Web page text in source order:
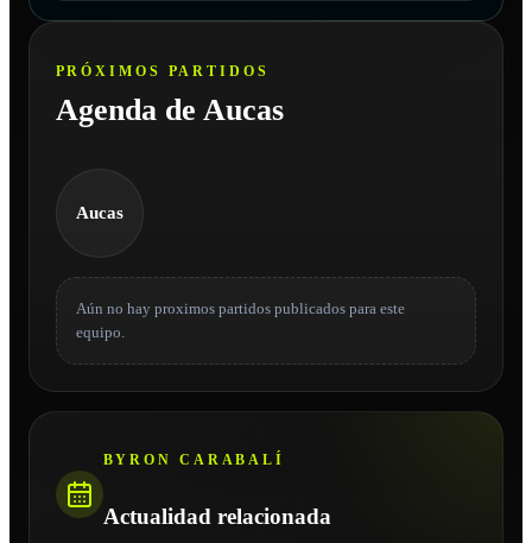
PRÓXIMOS PARTIDOS
Agenda de Aucas
Aucas
Aún no hay proximos partidos publicados para este
equipo.
BYRON CARABALÍ
Actualidad relacionada